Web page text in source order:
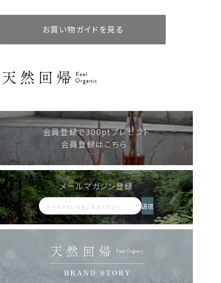
人気商品 定期便あり 詰替えあり
18,480
アロマウォーター HIBA
2,200 税込
人気商品 定期便あり 詰替えあり
8,580 税込
リードディフューザー
AKIU 200ml
人気商品 定期便あり 詰替えあり
18,480 税込
シャンプー・トリートメント
人気商品 定期便あり 詰替えあり
8,360 税込
ギフト・セット商品一覧を見る
お買い物ガイドを見る
会員登録で300ptプレゼント
会員登録はこちら
メールマガジン登録
送信